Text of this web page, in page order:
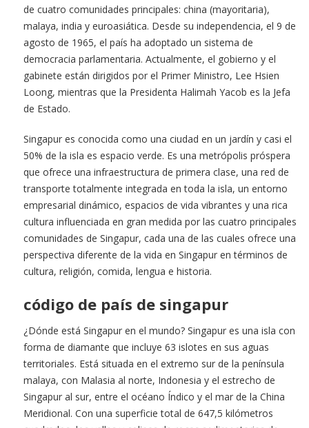
de cuatro comunidades principales: china (mayoritaria),
malaya, india y euroasiática. Desde su independencia, el 9 de
agosto de 1965, el país ha adoptado un sistema de
democracia parlamentaria. Actualmente, el gobierno y el
gabinete están dirigidos por el Primer Ministro, Lee Hsien
Loong, mientras que la Presidenta Halimah Yacob es la Jefa
de Estado.
Singapur es conocida como una ciudad en un jardín y casi el
50% de la isla es espacio verde. Es una metrópolis próspera
que ofrece una infraestructura de primera clase, una red de
transporte totalmente integrada en toda la isla, un entorno
empresarial dinámico, espacios de vida vibrantes y una rica
cultura influenciada en gran medida por las cuatro principales
comunidades de Singapur, cada una de las cuales ofrece una
perspectiva diferente de la vida en Singapur en términos de
cultura, religión, comida, lengua e historia.
código de país de singapur
¿Dónde está Singapur en el mundo? Singapur es una isla con
forma de diamante que incluye 63 islotes en sus aguas
territoriales. Está situada en el extremo sur de la península
malaya, con Malasia al norte, Indonesia y el estrecho de
Singapur al sur, entre el océano Índico y el mar de la China
Meridional. Con una superficie total de 647,5 kilómetros